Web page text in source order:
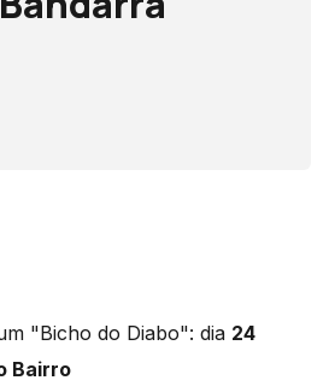
"Bicho do Diabo": dia 24
Bairro